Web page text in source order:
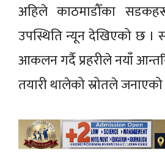
अहिले काठमाडौँका
उपस्थिति न्यून देखिएको छ ।
आकलन गर्दै प्रहरीले नयाँ
तयारी थालेको स्रोतले